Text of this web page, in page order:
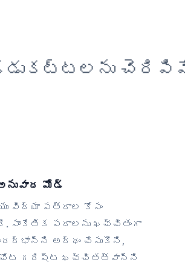
మోడ్
విద్యా పత్రాల కోసం
సాంకేతిక పదాలను ఖచ్చితంగా
అర్థం చేసుకొని,
గరిష్ట ఖచ్చితత్వాన్ని